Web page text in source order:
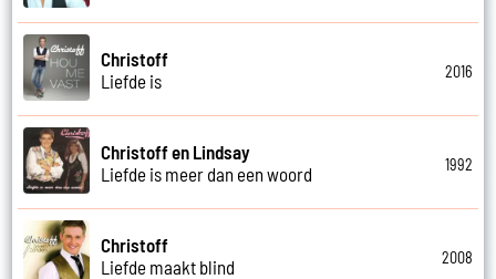
Christoff
Liefde is
2016
Christoff en Lindsay
Liefde is meer dan een woord
1992
Christoff
Liefde maakt blind
2008